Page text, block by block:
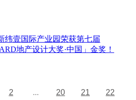
纬壹国际产业园荣获第七届
地产设计大奖·中国」金奖！
2 ... 20 21 22